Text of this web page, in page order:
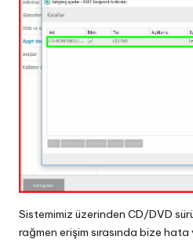
Sistemimiz üzerinden CD/DVD
rağmen erişim sırasında bize